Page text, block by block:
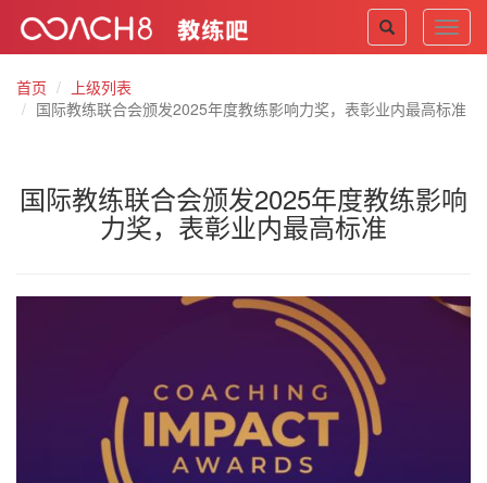
首页
上级列表
国际教练联合会颁发2025年度教练影响力奖，表彰业内最高标准
国际教练联合会颁发2025年度教练影响
力奖，表彰业内最高标准